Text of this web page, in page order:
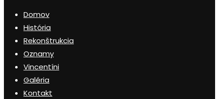
Domov
História
Rekonštrukcia
Oznamy
Vincentíni
Galéria
Kontakt